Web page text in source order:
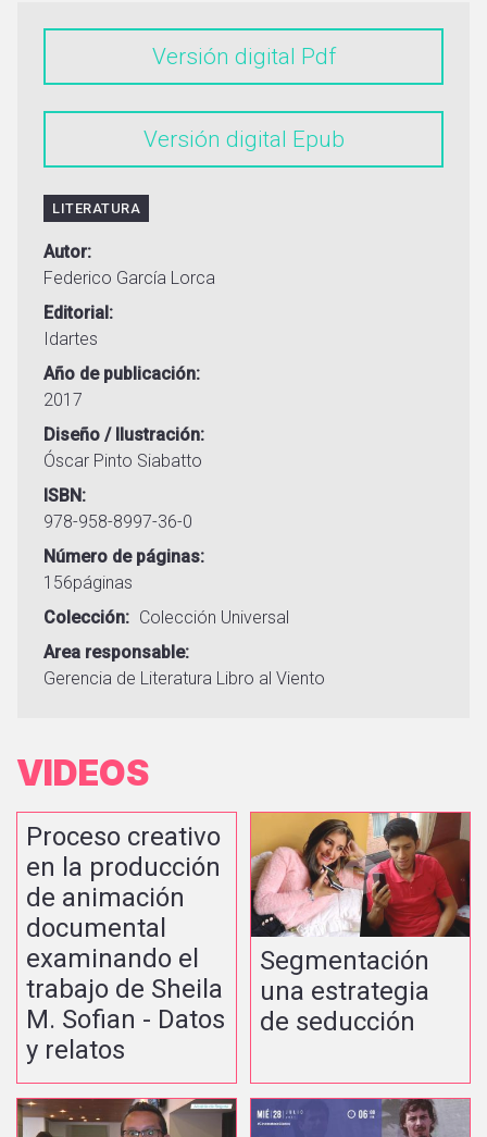
Versión digital
Versión digital
LITERATURA
Autor
Federico García Lorca
Editorial
Idartes
Año de publicación
2017
Diseño / Ilustración
Óscar Pinto Siabatto
ISBN
978-958-8997-36-0
Número de páginas
156páginas
Colección
Colección Universal
Area responsable
Gerencia de Literatura Libro al Viento
VIDEOS
Proceso creativo
en la producción
de animación
documental
examinando el
trabajo de Sheila
M. Sofian - Datos
y relatos
Segmentación
una estrategia
de seducción